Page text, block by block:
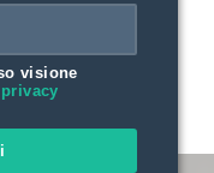
visione